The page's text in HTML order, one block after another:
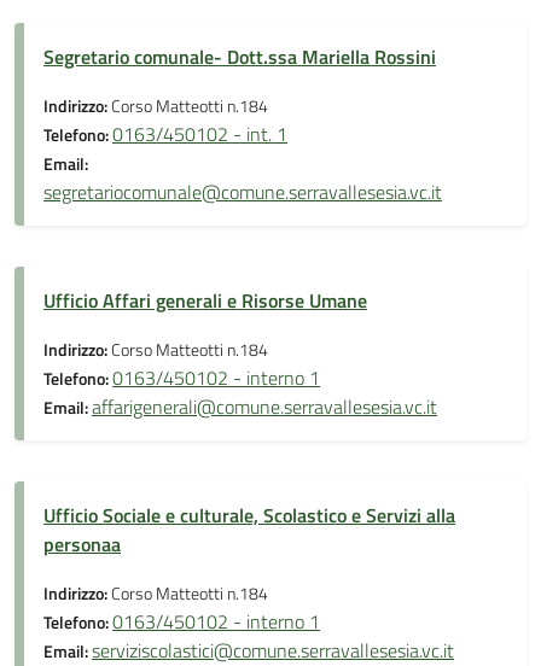
Segretario comunale- Dott.ssa Mariella Rossini
Indirizzo:Corso Matteotti n.184
Telefono:0163/450102 - int. 1
Email:
segretariocomunale@comune.serravallesesia.vc.it
Ufficio Affari generali e Risorse Umane
Indirizzo:Corso Matteotti n.184
Telefono:0163/450102 - interno 1
Email:affarigenerali@comune.serravallesesia.vc.it
Ufficio Sociale e culturale, Scolastico e Servizi alla
personaa
Indirizzo:Corso Matteotti n.184
Telefono:0163/450102 - interno 1
Email:serviziscolastici@comune.serravallesesia.vc.it